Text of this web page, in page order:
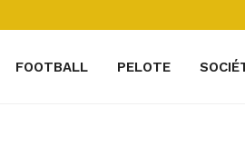
FOOTBALL PELOTE